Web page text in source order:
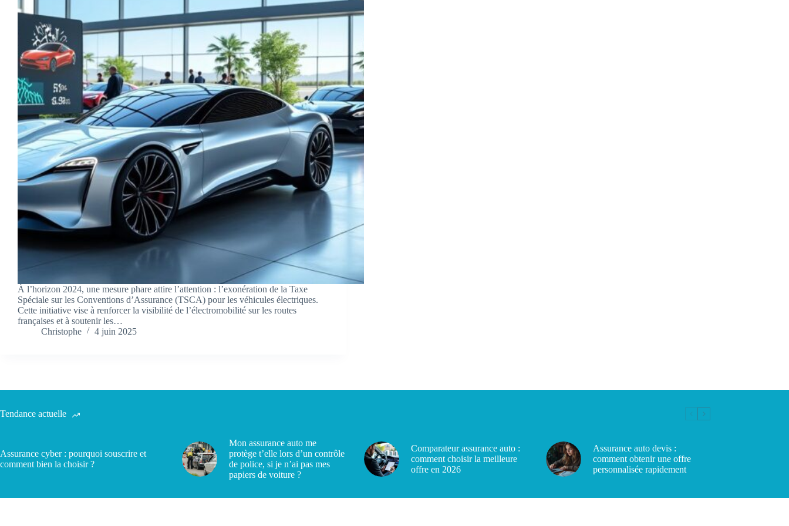
À l’horizon 2024, une mesure phare attire l’attention : l’exonération de la Taxe
Spéciale sur les Conventions d’Assurance (TSCA) pour les véhicules électriques.
Cette initiative vise à renforcer la visibilité de l’électromobilité sur les routes
françaises et à soutenir les…
Christophe
4 juin 2025
Tendance actuelle
Assurance cyber : pourquoi souscrire et
comment bien la choisir ?
Mon assurance auto me
protège t’elle lors d’un contrôle
de police, si je n’ai pas mes
papiers de voiture ?
Comparateur assurance auto :
comment choisir la meilleure
offre en 2026
Assurance auto devis :
comment obtenir une offre
personnalisée rapidement